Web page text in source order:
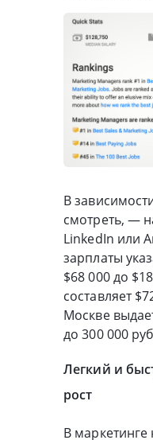
В
смотреть, —
LinkedIn или
зарплаты
$68 000 до
составляет
Москве
до 300 000
Легкий и
рост
В маркетинге